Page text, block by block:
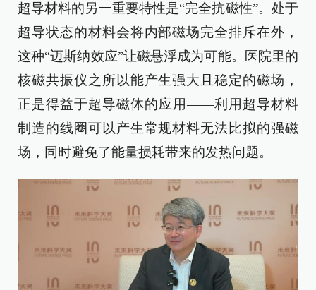
超导材料的另一重要特性是“完全抗磁性”。处于
超导状态的材料会将内部磁场完全排斥在外，
这种“迈斯纳效应”让磁悬浮成为可能。医院里的
核磁共振仪之所以能产生强大且稳定的磁场，
正是得益于超导磁体的应用——利用超导材料
制造的线圈可以产生常规材料无法比拟的强磁
场，同时避免了能量损耗带来的发热问题。